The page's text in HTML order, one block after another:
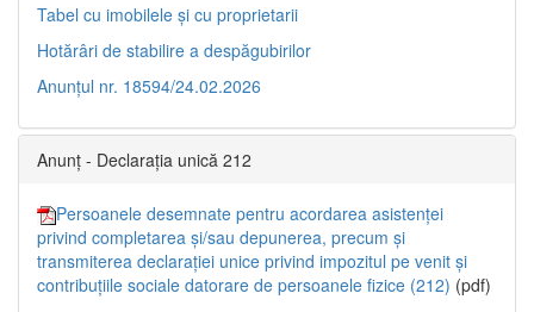
Tabel cu imobilele și cu proprietarii
Hotărâri de stabilire a despăgubirilor
Anunțul nr. 18594/24.02.2026
Anunț - Declarația unică 212
Persoanele desemnate pentru acordarea asistenței
privind completarea și/sau depunerea, precum și
transmiterea declarației unice privind impozitul pe venit și
contribuțiile sociale datorare de persoanele fizice (212) (pdf)